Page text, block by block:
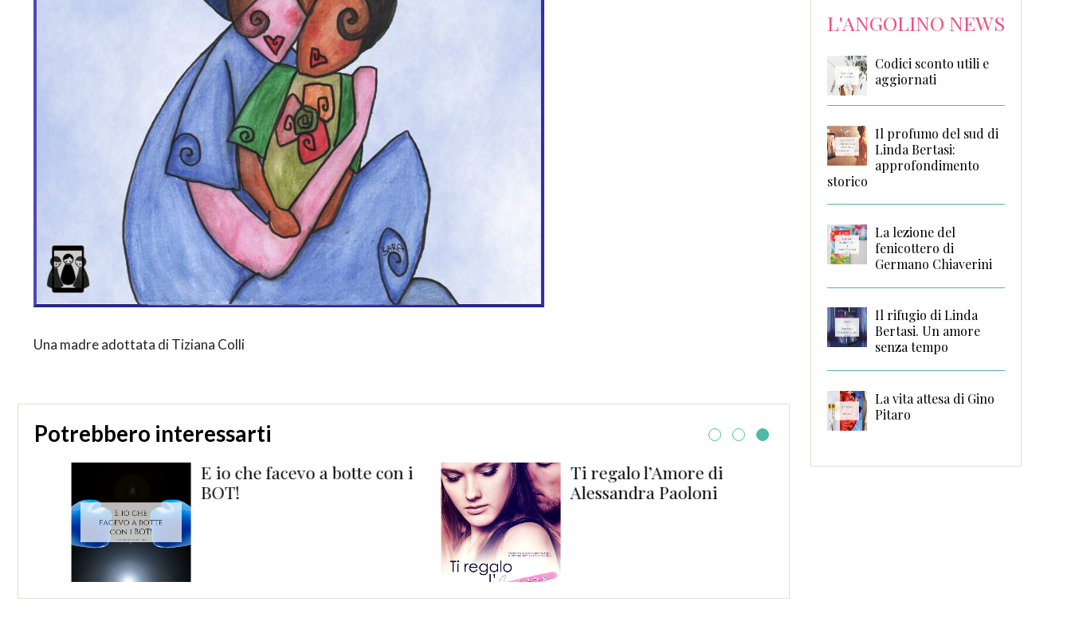
Una madre adottata di Tiziana Colli
Potrebbero interessarti
E io che facevo a botte con i
BOT!
Ti regalo l’Amore di
Alessandra Paoloni
Una grande giornata
L'ANGOLINO NEWS
Codici sconto utili e
aggiornati
Il profumo del sud di
Linda Bertasi:
approfondimento
storico
La lezione del
fenicottero di
Germano Chiaverini
Il rifugio di Linda
Bertasi. Un amore
senza tempo
La vita attesa di Gino
Pitaro